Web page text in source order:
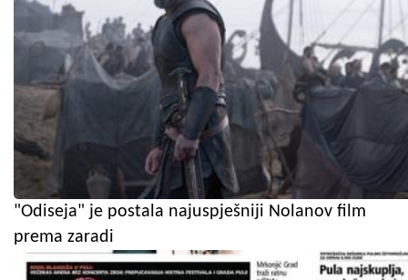
"Odiseja" je postala najuspješniji Nolanov film
prema zaradi